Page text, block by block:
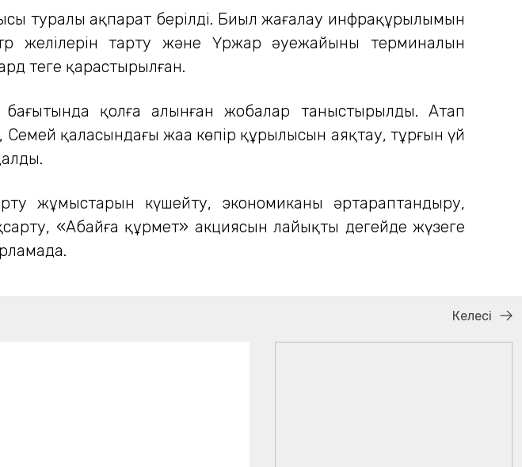
туралы ақпарат берілді. Биыл жағалау инфрақұрылымын
желілерін тарту және Үржар әуежайының терминалын
теңге қарастырылған.
бағытында қолға алынған жобалар таныстырылды. Атап
қаласындағы жаңа көпір құрылысын аяқтау, тұрғын үй
жұмыстарын күшейту, экономиканы әртараптандыру,
«Абайға құрмет» акциясын лайықты деңгейде жүзеге
Келесі